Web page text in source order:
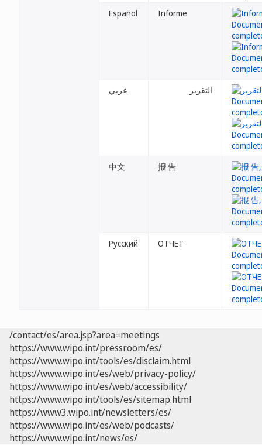
Español Informe
عربي التقرير
中文 报 告
Русский ОТЧЕТ
/contact/es/area.jsp?area=meetings
https://www.wipo.int/pressroom/es/
https://www.wipo.int/tools/es/disclaim.html
https://www.wipo.int/es/web/privacy-policy/
https://www.wipo.int/es/web/accessibility/
https://www.wipo.int/tools/es/sitemap.html
https://www3.wipo.int/newsletters/es/
https://www.wipo.int/es/web/podcasts/
https://www.wipo.int/news/es/